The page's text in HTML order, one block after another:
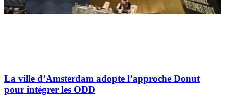
La ville d’Amsterdam adopte l’approche Donut
pour intégrer les ODD